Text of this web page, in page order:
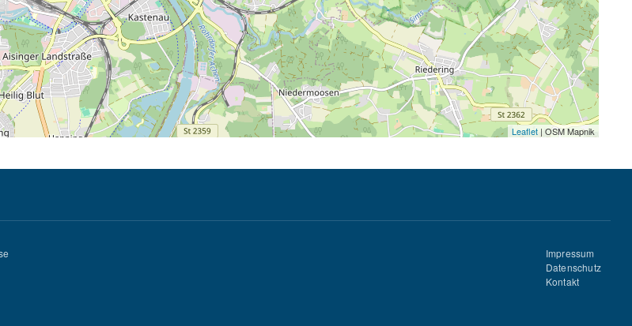
Leaflet | OSM Mapnik
Impressum
Datenschutz
Kontakt